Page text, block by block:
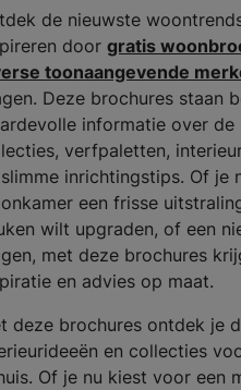
de nieuwste
door gratis
toonaangevende
Deze brochures staan
informatie over de
verfpaletten,
inrichtingstips. Of je
een frisse
wilt upgraden, of een
met deze brochures
en advies op maat.
deze brochures ontdek je
en collecties
Of je nu kiest voor een